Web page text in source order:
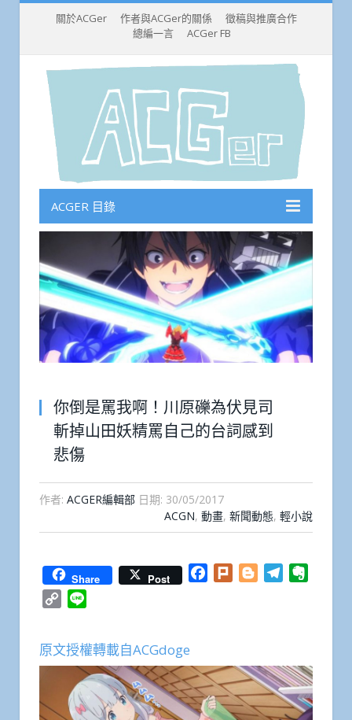
關於ACGer 作者與ACGer的關係
徵稿與推廣合作
總編一言
ACGer FB
ACGER 目錄
你倒是罵我啊！川原礫為伏見司
斬掉山田妖精罵自己的台詞感到
悲傷
作者: ACGER編輯部 日期: 30/05/2017
ACGN, 動畫, 新聞動態, 輕小說
Share Post Facebook
Plurk BloggerTelegram
Copy
原文授權轉載自ACGdoge